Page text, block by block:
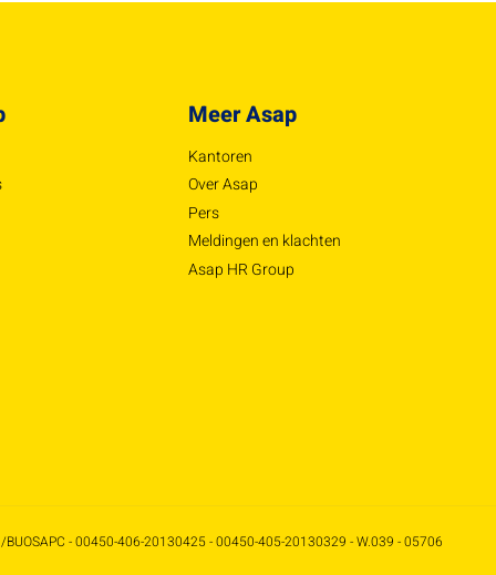
Meer Asap
Kantoren
Over Asap
Pers
Meldingen en klachten
Asap HR Group
BUOSAPC - 00450-406-20130425 - 00450-405-20130329 - W.039 - 05706